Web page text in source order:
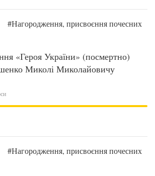
#Нагородження, присвоєння почесних
«Героя України» (посмертно)
Миколі Миколайовичу
#Нагородження, присвоєння почесних